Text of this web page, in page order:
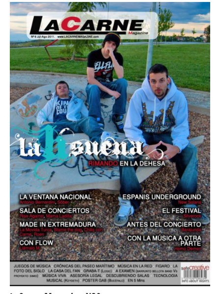
NÚMEROS
PUBLICADOS